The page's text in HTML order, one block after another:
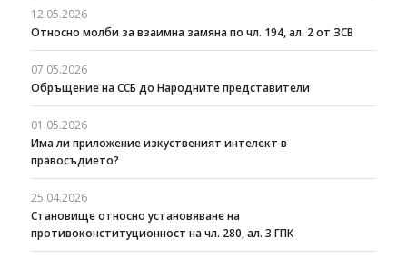
12.05.2026
Относно молби за взаимна замяна по чл. 194, ал. 2 от ЗСВ
07.05.2026
Обръщение на ССБ до Народните представители
01.05.2026
Има ли приложение изкуственият интелект в
правосъдието?
25.04.2026
Становище относно установяване на
противоконституционност на чл. 280, ал. 3 ГПК